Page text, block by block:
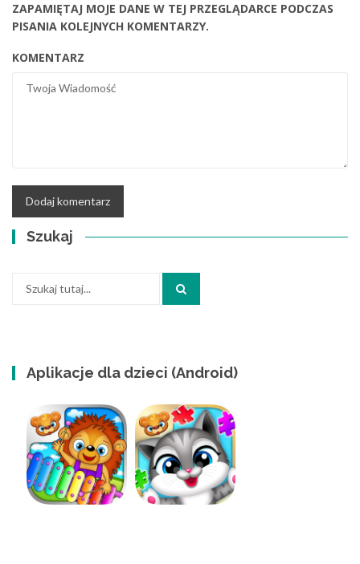
ZAPAMIĘTAJ MOJE DANE W TEJ PRZEGLĄDARCE PODCZAS
PISANIA KOLEJNYCH KOMENTARZY.
KOMENTARZ
Szukaj
Aplikacje dla dzieci (Android)